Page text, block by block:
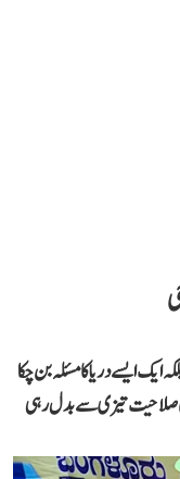
ایک ایسے دریا کا مسئلہ بن چکا
صلاحیت تیزی سے بدل رہی